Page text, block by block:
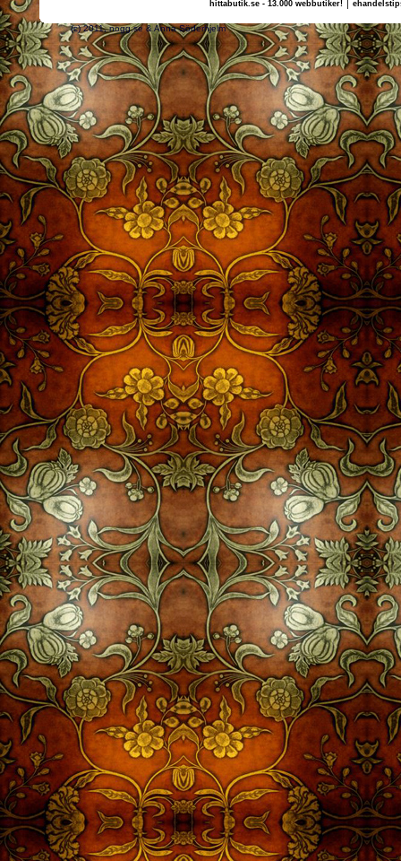
hittabutik.se - 13.000 webbutiker!
(c) 2011, nogg.se & Anna Söderhjelm